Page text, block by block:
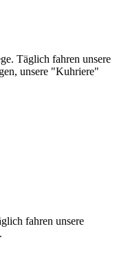
Täglich fahren unsere
unsere "Kuhriere"
fahren unsere